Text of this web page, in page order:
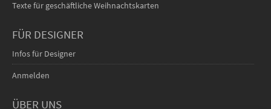
Texte für geschäftliche Weihnachtskarten
FÜR DESIGNER
Infos für Designer
Anmelden
ÜBER UNS